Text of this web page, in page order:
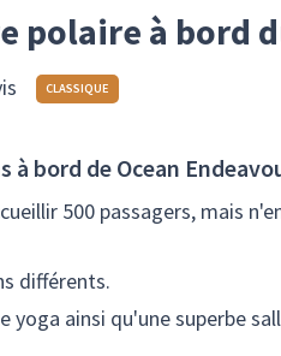
polaire à bord
CLASSIQUE
à bord de Ocean
500 passagers, mais
différents.
yoga ainsi qu'une superbe